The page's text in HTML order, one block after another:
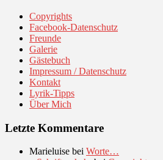
Copyrights
Facebook-Datenschutz
Freunde
Galerie
Gästebuch
Impressum / Datenschutz
Kontakt
Lyrik-Tipps
Über Mich
Letzte Kommentare
Marieluise bei Worte…